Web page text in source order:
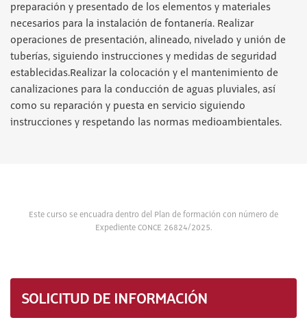
preparación y presentado de los elementos y materiales
necesarios para la instalación de fontanería. Realizar
operaciones de presentación, alineado, nivelado y unión de
tuberías, siguiendo instrucciones y medidas de seguridad
establecidas.Realizar la colocación y el mantenimiento de
canalizaciones para la conducción de aguas pluviales, así
como su reparación y puesta en servicio siguiendo
instrucciones y respetando las normas medioambientales.
Este curso se encuadra dentro del Plan de formación con número de
Expediente CONCE 26824/2025.
SOLICITUD DE INFORMACIÓN